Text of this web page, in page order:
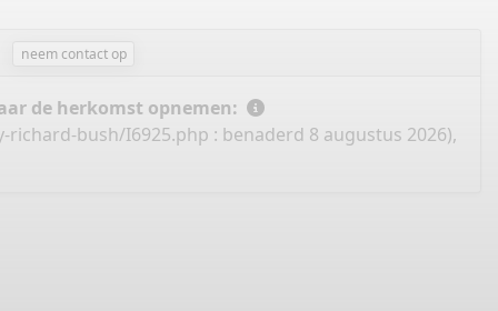
neem contact op
de herkomst opnemen:
richard-bush/I6925.php : benaderd 8 augustus 2026),